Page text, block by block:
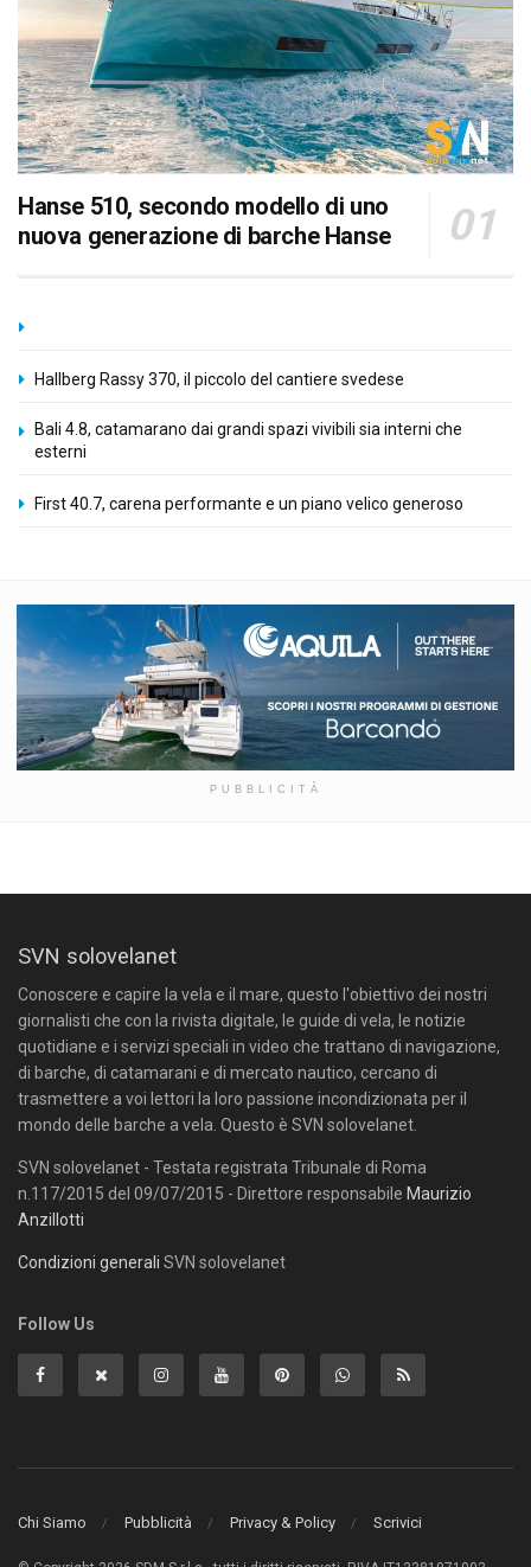
Hanse 510, secondo modello di uno
nuova generazione di barche Hanse
Hallberg Rassy 370, il piccolo del cantiere svedese
Bali 4.8, catamarano dai grandi spazi vivibili sia interni che
esterni
First 40.7, carena performante e un piano velico generoso
PUBBLICITÀ
SVN solovelanet
Conoscere e capire la vela e il mare, questo l'obiettivo dei nostri
giornalisti che con la rivista digitale, le guide di vela, le notizie
quotidiane e i servizi speciali in video che trattano di navigazione,
di barche, di catamarani e di mercato nautico, cercano di
trasmettere a voi lettori la loro passione incondizionata per il
mondo delle barche a vela. Questo è SVN solovelanet.
SVN solovelanet - Testata registrata Tribunale di Roma
n.117/2015 del 09/07/2015 - Direttore responsabile Maurizio
Anzillotti
Condizioni generali SVN solovelanet
Follow Us
Chi Siamo Pubblicità Privacy & Policy Scrivici